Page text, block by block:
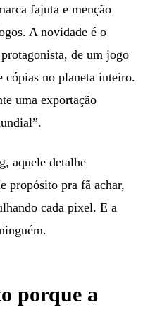
fajuta e menção
A novidade é o
de um jogo
cópias no planeta inteiro.
uma exportação
aquele detalhe
propósito pra fã achar,
cada pixel. E a
porque a